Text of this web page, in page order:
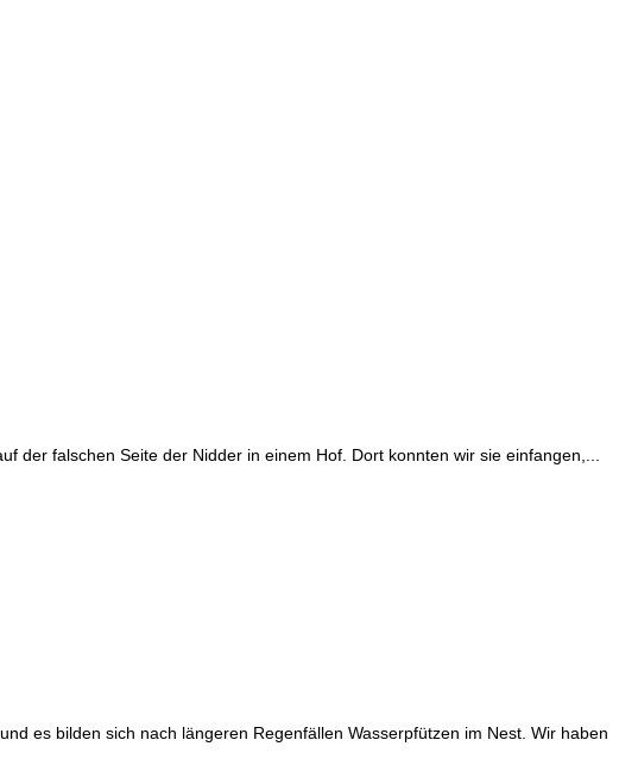
der falschen Seite der Nidder in einem Hof. Dort konnten wir sie einfangen,...
es bilden sich nach längeren Regenfällen Wasserpfützen im Nest. Wir haben